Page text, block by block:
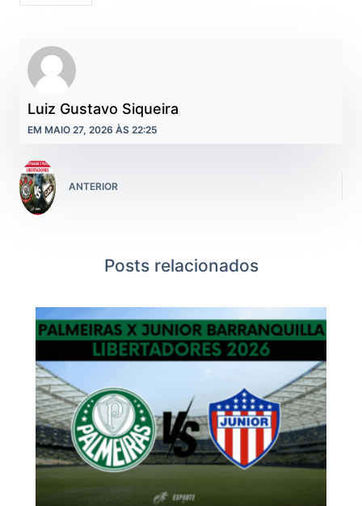
Luiz Gustavo Siqueira
EM MAIO 27, 2026 ÀS 22:25
ANTERIOR
Posts relacionados